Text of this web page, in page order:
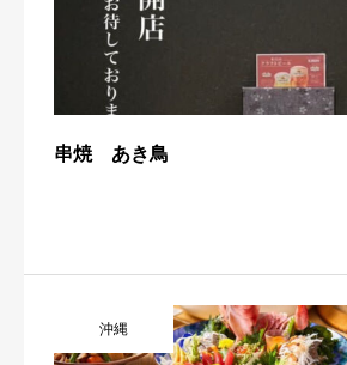
串焼 あき鳥
沖縄